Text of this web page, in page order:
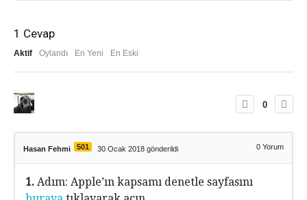
1 Cevap
Aktif Oylandı En Yeni En Eski
0
Hasan Fehmi 501 30 Ocak 2018 gönderildi 0 Yorum
1. Adım: Apple’ın kapsamı denetle sayfasını